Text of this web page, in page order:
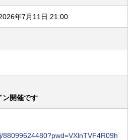
年7月11日 21:00
開催です